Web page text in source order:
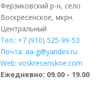
Ферзиковский р-н, село
Воскресенское, мкрн.
Центральный
Тел.: +7 (910) 525-99-53
Почта: aa-g@yandex.ru
Web: voskresenskoe.com
Ежедневно: 09.00 - 19.00